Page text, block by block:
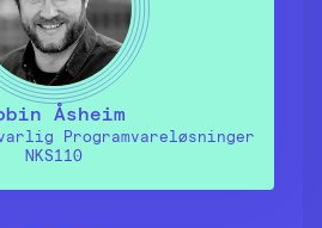
Åsheim
Programvareløsninger
NKS110